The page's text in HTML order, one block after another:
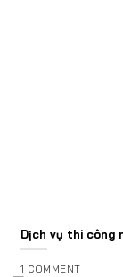
Dịch vụ thi công
1 COMMENT